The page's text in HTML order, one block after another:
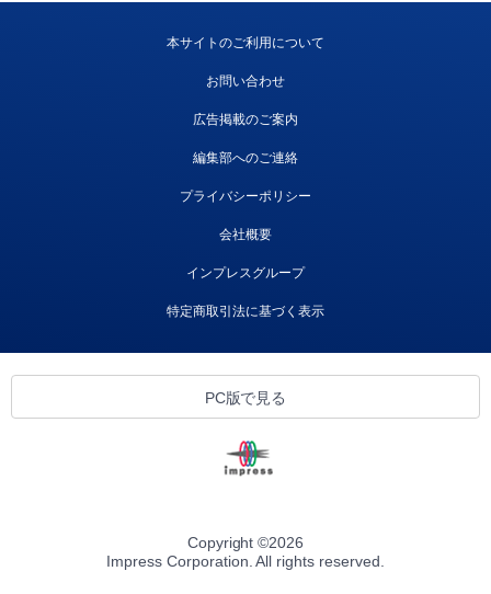
本サイトのご利用について
お問い合わせ
広告掲載のご案内
編集部へのご連絡
プライバシーポリシー
会社概要
インプレスグループ
特定商取引法に基づく表示
PC版で見る
Copyright ©2026
Impress Corporation. All rights reserved.